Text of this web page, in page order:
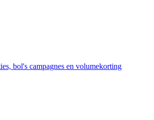
bol's campagnes en volumekorting